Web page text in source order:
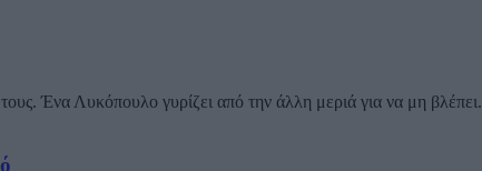
Ένα Λυκόπουλο γυρίζει από την άλλη μεριά για να μη βλέπει.